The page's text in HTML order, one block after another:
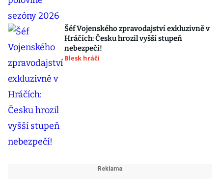
Šéf Vojenského zpravodajství exkluzivně v
Hráčích: Česku hrozil vyšší stupeň
nebezpečí!
Blesk hráči